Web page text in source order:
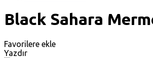
Black Sahara
Favorilere ekle
Yazdır